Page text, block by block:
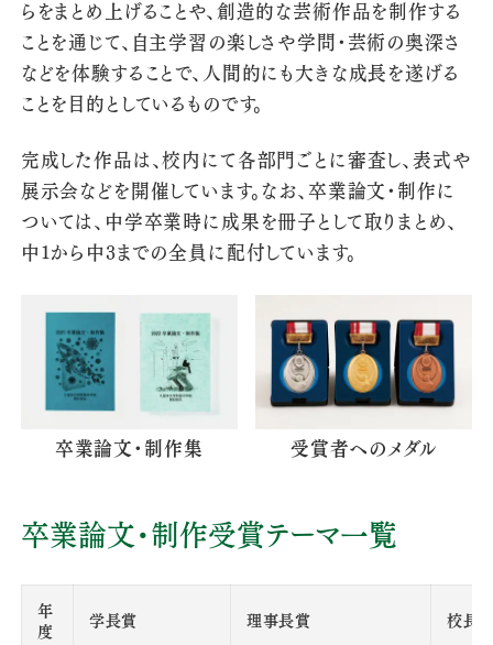
らをまとめ上げることや、創造的な芸術作品を制作する
ことを通じて、自主学習の楽しさや学問・芸術の奥深さ
などを体験することで、人間的にも大きな成長を遂げる
ことを目的としているものです。
完成した作品は、校内にて各部門ごとに審査し、表式や
展示会などを開催しています。なお、卒業論文・制作に
ついては、中学卒業時に成果を冊子として取りまとめ、
中1から中3までの全員に配付しています。
卒業論文・制作集 受賞者へのメダル
卒業論文・制作受賞テーマ一覧
年
度
学長賞 理事長賞 校長